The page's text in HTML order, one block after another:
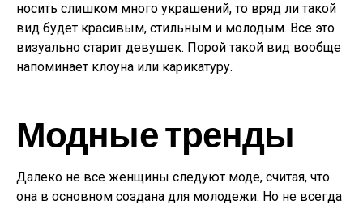
носить слишком много украшений, то вряд ли такой
вид будет красивым, стильным и молодым. Все это
визуально старит девушек. Порой такой вид вообще
напоминает клоуна или карикатуру.
Модные тренды
Далеко не все женщины следуют моде, считая, что
она в основном создана для молодежи. Но не всегда